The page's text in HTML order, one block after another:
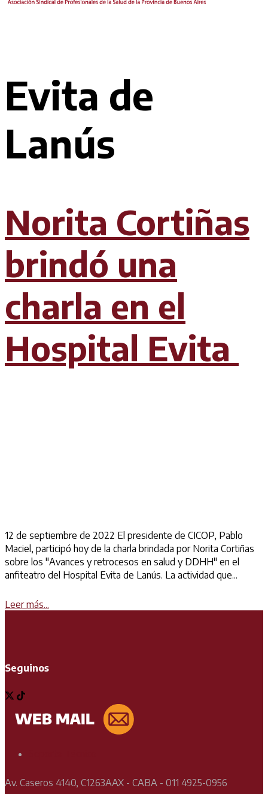
Evita de
Lanús
Norita Cortiñas
brindó una
charla en el
Hospital Evita
12 de septiembre de 2022 El presidente de CICOP, Pablo
Maciel, participó hoy de la charla brindada por Norita Cortiñas
sobre los "Avances y retrocesos en salud y DDHH" en el
anfiteatro del Hospital Evita de Lanús. La actividad que...
Leer más...
Seguinos
Av. Caseros 4140, C1263AAX - CABA - 011 4925-0956